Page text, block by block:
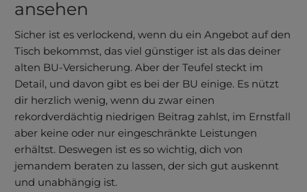
ansehen
Sicher ist es verlockend, wenn du ein Angebot auf den
Tisch bekommst, das viel günstiger ist als das deiner
alten BU-Versicherung. Aber der Teufel steckt im
Detail, und davon gibt es bei der BU einige. Es nützt
dir herzlich wenig, wenn du zwar einen
rekordverdächtig niedrigen Beitrag zahlst, im Ernstfall
aber keine oder nur eingeschränkte Leistungen
erhältst. Deswegen ist es so wichtig, dich von
jemandem beraten zu lassen, der sich gut auskennt
und unabhängig ist.